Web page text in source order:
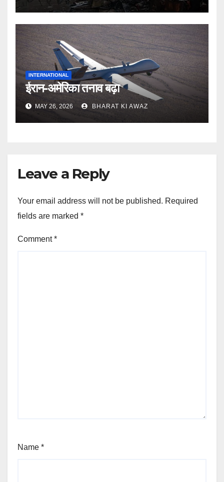
INTERNATIONAL
ईरान-अमेरिका तनाव बढ़ा
MAY 26, 2026 BHARAT KI AWAZ
Leave a Reply
Your email address will not be published. Required
fields are marked *
Comment*
Name *